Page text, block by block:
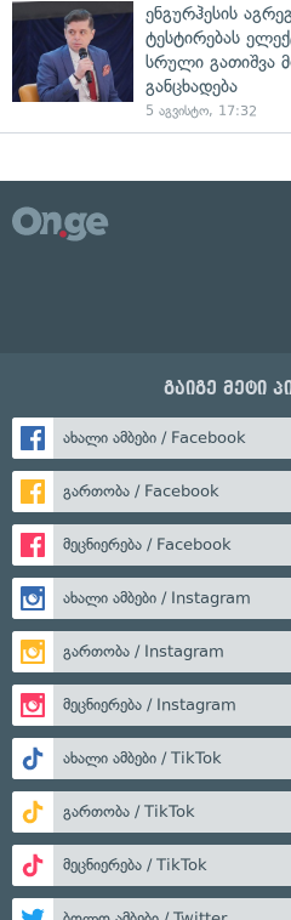
ენგურჰესის
ტესტირებას
სრული გათიშვა
განცხადება
5 აგვისტო, 17:32
გაიგე მეტი
ახალი ამბები / Facebook
გართობა / Facebook
მეცნიერება / Facebook
ახალი ამბები / Instagram
გართობა / Instagram
მეცნიერება / Instagram
ახალი ამბები / TikTok
გართობა / TikTok
მეცნიერება / TikTok